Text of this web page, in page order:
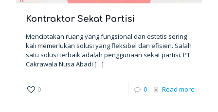
Kontraktor Sekat Partisi
Menciptakan ruang yang fungsional dan estetis sering
kali memerlukan solusi yang fleksibel dan efisien. Salah
satu solusi terbaik adalah penggunaan sekat partisi. PT
Cakrawala Nusa Abadi […]
0 0 Read more